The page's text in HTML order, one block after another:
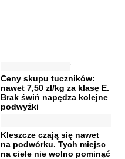
Ceny skupu tuczników:
nawet 7,50 zł/kg za klasę E.
Brak świń napędza kolejne
podwyżki
Kleszcze czają się nawet
na podwórku. Tych miejsc
na ciele nie wolno pominąć